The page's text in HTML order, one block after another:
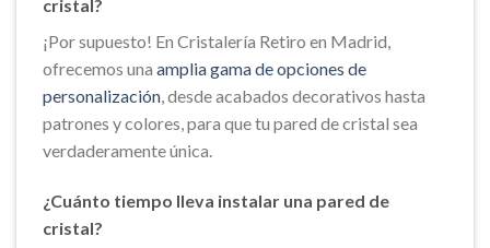
cristal?
¡Por supuesto! En Cristalería Retiro en Madrid,
ofrecemos una amplia gama de opciones de
personalización, desde acabados decorativos hasta
patrones y colores, para que tu pared de cristal sea
verdaderamente única.
¿Cuánto tiempo lleva instalar una pared de
cristal?